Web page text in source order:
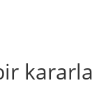
kararla